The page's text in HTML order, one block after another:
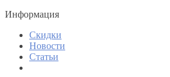
Информация
Скидки
Новости
Статьи